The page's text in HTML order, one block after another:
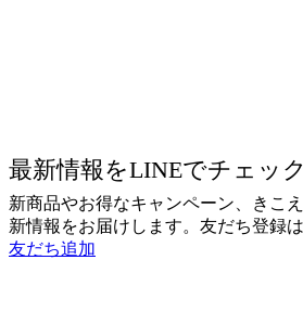
最新情報をLINEでチェック
新商品やお得なキャンペーン、きこ
新情報をお届けします。友だち登録
友だち追加